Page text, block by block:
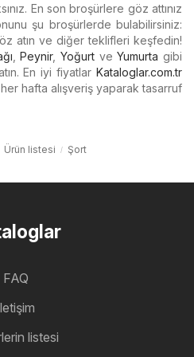
En son broşürlere göz attınız
şu broşürlerde bulabilirsiniz:
atın ve diğer teklifleri keşfedin!
,Peynir,Yoğurt veYumurta gibi
En iyi fiyatlar Kataloglar.com.tr
hafta alışveriş yaparak tasarruf
Ürün listesi Şort
FAQ
listesi